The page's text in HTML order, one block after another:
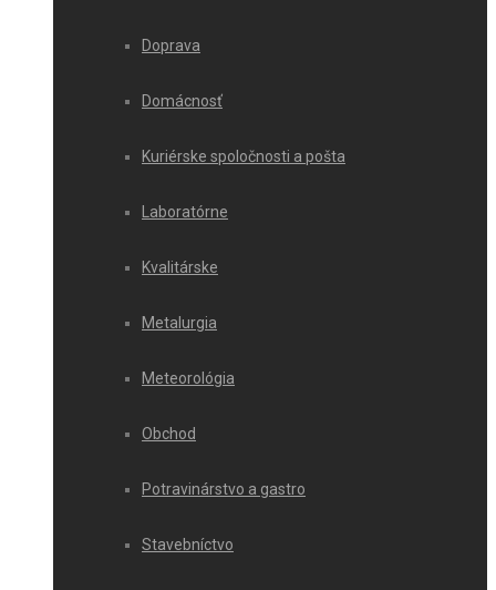
Doprava
Domácnosť
Kuriérske spoločnosti a pošta
Laboratórne
Kvalitárske
Metalurgia
Meteorológia
Obchod
Potravinárstvo a gastro
Stavebníctvo